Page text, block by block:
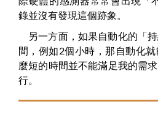
錄並沒有發現這個跡象。
另一方面，如果自動化的「
間，例如2個小時，那自動化
麼短的時間並不能滿足我的需
行。